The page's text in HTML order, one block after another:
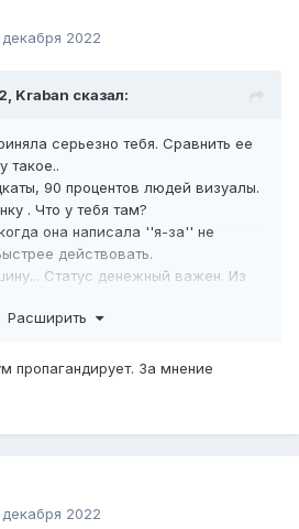
декабря 2022
Kraban сказал:
серьезно тебя. Сравнить ее
такое..
90 процентов людей визуалы.
. Что у тебя там?
она написала ''я-за'' не
действовать.
Статус денежный важен. Из
30 в день, вот она и ищет норм
и зарабатывать ,девушки сами
всех возможных мест и я забил на
совет такой- надо ебашить
Расширить
пропагандирует. За мнение
декабря 2022